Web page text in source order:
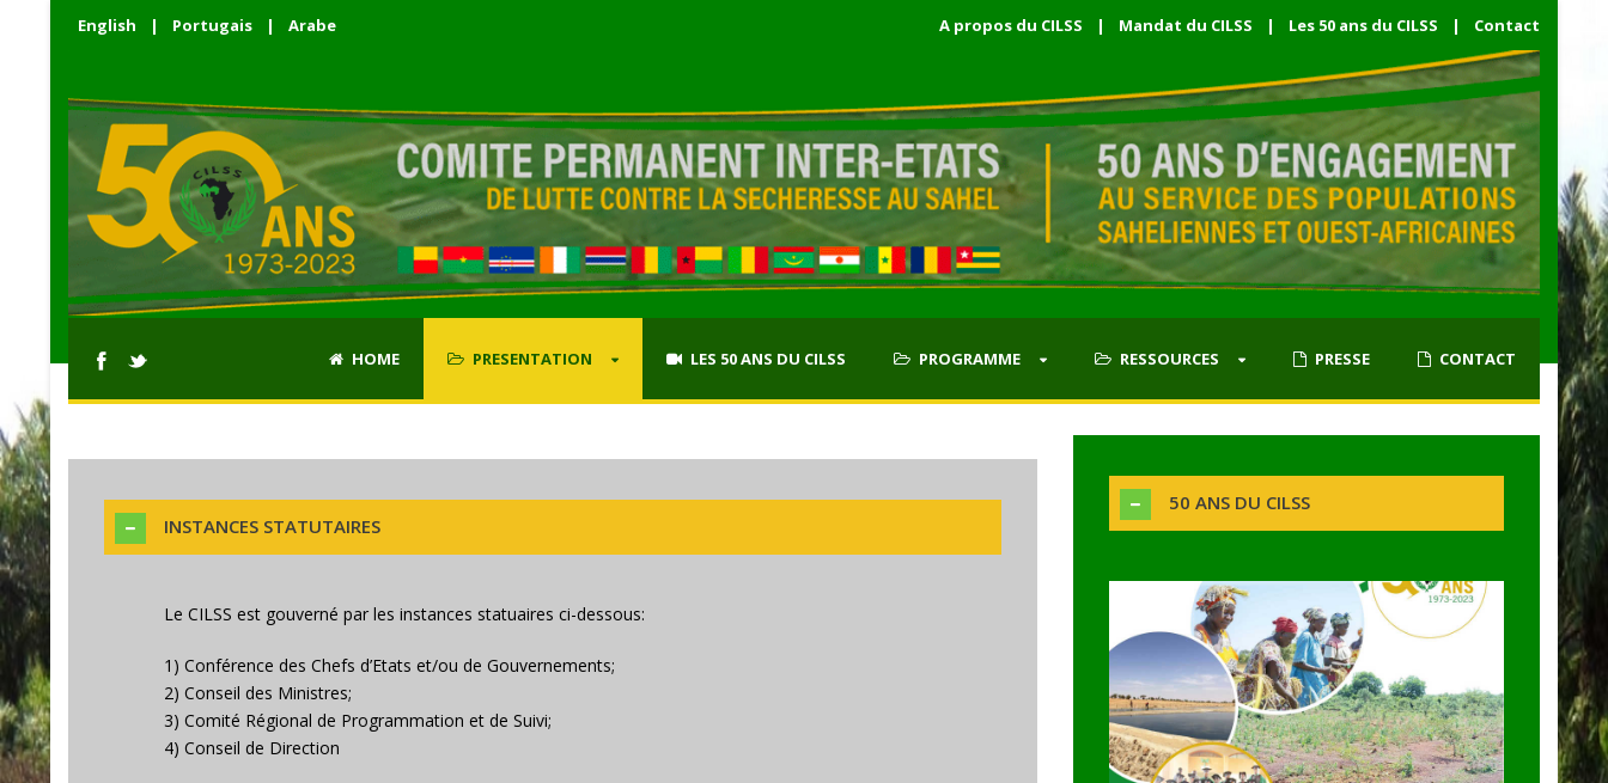
English | Portugais | Arabe A propos du CILSS | Mandat du CILSS | Les 50 ans du CILSS | Contact
HOME PRESENTATION LES 50 ANS DU CILSS PROGRAMME RESSOURCES PRESSE CONTACT
INSTANCES STATUTAIRES
Le CILSS est gouverné par les instances statuaires ci-dessous:
1) Conférence des Chefs d’Etats et/ou de Gouvernements;
2) Conseil des Ministres;
3) Comité Régional de Programmation et de Suivi;
4) Conseil de Direction
50 ANS DU CILSS